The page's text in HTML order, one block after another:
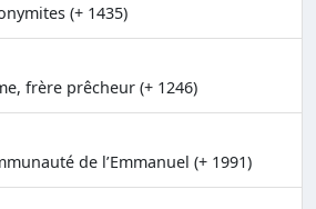
(+ 1435)
frère prêcheur (+ 1246)
de l’Emmanuel (+ 1991)